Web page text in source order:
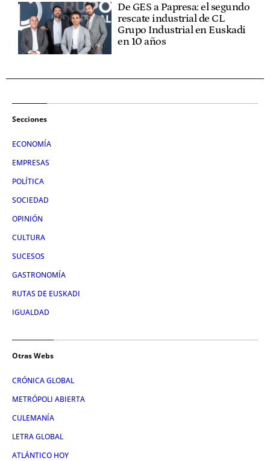
De GES a Papresa: el segundo
rescate industrial de CL
Grupo Industrial en Euskadi
en 10 años
Secciones
ECONOMÍA
EMPRESAS
POLÍTICA
SOCIEDAD
OPINIÓN
CULTURA
SUCESOS
GASTRONOMÍA
RUTAS DE EUSKADI
IGUALDAD
Otras Webs
CRÓNICA GLOBAL
METRÓPOLI ABIERTA
CULEMANÍA
LETRA GLOBAL
ATLÁNTICO HOY